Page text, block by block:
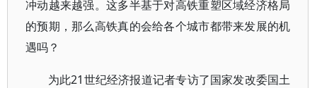
冲动越来越强。这多半基于对高铁重塑区域经济格局
的预期，那么高铁真的会给各个城市都带来发展的机
遇吗？
为此21世纪经济报道记者专访了国家发改委国土